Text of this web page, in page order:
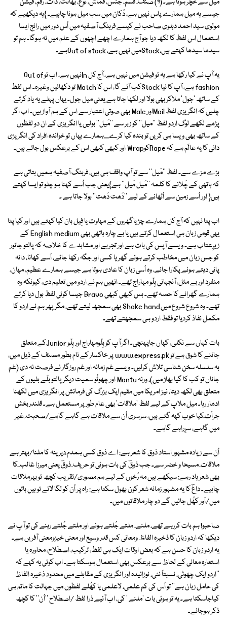
جیسے یہ میل ہمارے پاس نہیں ہے، دُکان میں سب میل ہونا چاہیے۔ }یہ دیکھیے کہ
مولوی سید احمد دہلوی صاحب نے کیسے فرہنگ آصفیہ میں اُس دور میں رائج ایسا
استعمال اس لفظ کا لکھ دیا جو آج ہمارے اچھے اچھوں کے علم میں نہ ہوگا۔ ہم تو
سیدھا سیدھا کہتے ہیں،Stockمیں نہیں ہے، Out of stockہے۔
یہ آپ نے کیا رکھا ہے یہ تو فیشن میں نہیں ہے، آج کل Inنہیں ہے، اب تو Out of
fashion ہے، آپ کا نیا Stockکب آئے گا، اس کا Match تو دکھائیں وغیرہ۔ اس لفظ
کے ساتھ 'جول' ملاکر بھی بولا اور لکھا جاتا ہے یعنی میل جول۔ یہاں پہلے یہ یاد کرتے
چلیں کہ انگریزی لفظ Mailاور Male بھی صوتی اعتبار سے اس کے ہم آواز ہیں۔ اب اگر
پڑھے لکھے لوگ اردو لفظ ''میل'' کو زبر سے ''مَیل'' بولیں یا انگریزی کے ان دو لفظوں
کے ساتھ بھی ویسا ہی کریں تو بندہ کیا کرے.....ہمارے یہاں تو خواندہ افراد کی انگریزی
دانی کا یہ عالَم ہے کہ RapeکوWrap اور کبھی کبھی اس کے برعکس بول جاتے ہیں۔
بڑے مزے سے۔ لفظ ''مَیل'' سے تو آپ واقف ہی ہیں، فرہنگ آصفیہ ہمیں بتاتی ہے
کہ ہاتھی کے چَلانے کا کلمہ ''مَیل مَیل'' ہے}یعنی جب اُسے کہنا ہو چلو تو ایسا کہتے
ہیں{ اور اُسے زمین سے اُٹھانے کے لیے ''دَھت دَھت'' بولا جاتا ہے ۔
اب پتا نہیں کہ آج کل ہمارے چڑیاگھروں کے مہاوت یا فِیل بان کیا کہتے ہیں اور کیا پتا
یہی قومی زبان ہی استعمال کرتے ہیں یا بے چارہ ہاتھی بھی English medium کے
زیرِعتاب ہے۔ ویسے آپس کی بات ہے اور تجربے اور مشاہدے کا خلاصہ کہ پالتو جانور
کو جس زبان میں مخاطب کرتے ہوئے گھر یا کسی اور جگہ رکھا جائے، اُسے کھانا، دانہ
پانی دیتے ہوئے پکارا جائے، وہ اُسی زبان کا عادی ہوتا ہے جیسے ہمارے عظیم، مہان،
منفرد اور بے مثل، آنجہانی بِلّو مہاراج تھے۔ انھیں ہم نے اردو میں تعلیم دی، کیونکہ وہ
ہمارے گھرانے کا حصہ تھے۔ بس کبھی کبھی Bravo جیسا کوئی لفظ بول دیا کرتے
تھے۔ وہ شروع شروع میں Shake hand بھی سمجھ لیتے تھے، مگر پھر ہم نے اردو کا
مکمل نفاذ کردیا تو فقط اردو ہی سمجھتے تھے۔
بات کہاں سے نکلی، کہاں جاپہنچی۔ اگر آپ کو بِلّومہاراج اور بِلّو Juniorکے متعلق
جاننے کا شوق ہے تو www.express.pk پر خاکسار کے نام بطور مصنف کے ذیل میں،
بہ سلسلہ سخن شناسی تلاش کرلیں۔ ویسے غم زمانہ اور غم روزگار نے فرصت نہ دی (غم
جاناں تو کب کا گیا بھاڑ میں)، ورنہ Mantu اور چھوٹُو سمیت دیگر پالتو بلّے بلیوں کے
متعلق بھی لکھ دیتا، نیز امریکا میں مقیم ایک بزرگ کی فرمائش پر انگریزی میں لکھنا
ادھار رہا۔ میل ملاپ کے لیے لفظ 'ملاقات' بھی عام طور پر مستعمل ہے۔ قلندربخش
جرأت ؔکیا خوب کہہ گئے ہیں، سرسری اُن سے ملاقات ہے گاہے گاہے/صحبت ِ غیر
میں گاہے، سرِراہے گاہے۔
اُن سے زیادہ مشہور استاد ذوق کا شعر ہے: اے ذوق کسی ہمدم ِدیرینہ کا ملنا/بہتر ہے
ملاقات ِ مسیحا و خضر سے۔ جب ذوقؔ کی بات ہوئی تو حریف ِ ذوقؔ یعنی میرزا غالب ؔ کا
بھی شعر یاد رہے: سیکھے ہیں مہ رُخوں کے لیے ہم مصوری/تقریب کچھ تو بہرملاقات
چاہیے۔ داغؔ کا یہ مشہور زمانہ شعر کون بھول سکتا ہے: راہ پر اُن کو لگا لائے تو ہیں باتوں
میں/اَور کھُل جائیں گے دو چار ملاقاتوں میں۔
صاحبو! ہم بات کررہے تھے، ملنے، ملتے جُلتے ہونے اور ملتے جُلتے رہنے کی تو آپ نے
دیکھا کہ اردو زبان کا ذخیرہ الفاظ ومعانی کس قدر وسیع اور معنی خیزومعنی آفریں ہے۔
یہ اردو زبان کا حسن ہے کہ بعض اوقات ایک ہی لفظ، ترکیب، اصطلاح، محاورہ یا
استعارہ معانی کے لحاظ سے برعکس بھی استعمال ہوسکتا ہے۔ اب کوئی یہ کہے کہ
''اردو ایک چھوٹی، نسبتاً نئی، نوزائیدہ اور انگریزی کے مقابلے میں محدود ذخیرہ الفاظ
کی حامل زبان ہے'' تو اُس کی کم علمی، لاعلمی یا کھُلے لفظوں میں جہالت کا ماتم ہی
کیاجاسکتا ہے۔ یہ تو ہوئی بات 'ملنے ' کی، اب آئیے ذرا لفظ /اصطلاح ''اُن'' کا کچھ
ذکر ہوجائے۔